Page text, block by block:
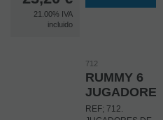
de descarte. Los
juegos de la serie
Dashing Little
de jugar, fáciles
21.00% IVA
incluido
712
RUMMY 6
REF; 712.